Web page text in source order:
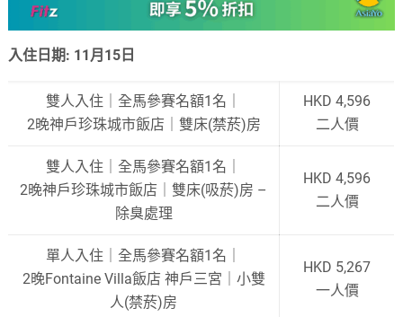
入住日期: 11月15日
雙人入住｜全馬參賽名額1名｜
2晚神戶珍珠城市飯店｜雙床(禁菸)房
HKD 4,596
二人價
雙人入住｜全馬參賽名額1名｜
2晚神戶珍珠城市飯店｜雙床(吸菸)房 –
除臭處理
HKD 4,596
二人價
單人入住｜全馬參賽名額1名｜
2晚Fontaine Villa飯店 神戶三宮｜小雙
人(禁菸)房
HKD 5,267
一人價